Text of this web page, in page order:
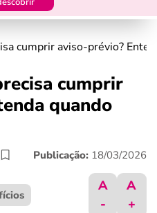
cumprir aviso-prévio?
cumprir
quando
Publicação: 18/03/2026
A
-
A
+